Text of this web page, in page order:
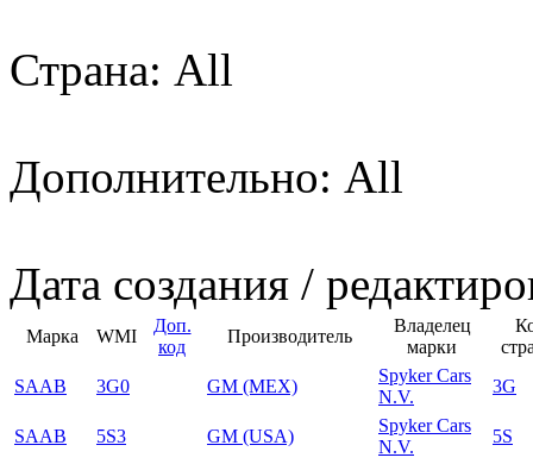
Страна: All
Дополнительно: All
Дата создания /
Марка WMI
Доп.
код
Производитель
Владелец
марки
SAAB
3G0 GM (MEX)
Spyker Cars
N.V.
3G
SAAB 5S3 GM (USA)
Spyker Cars
N.V.
5S